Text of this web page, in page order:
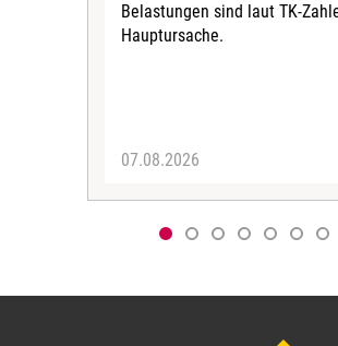
Belastungen sind laut TK-
Hauptursache.
07.08.2026